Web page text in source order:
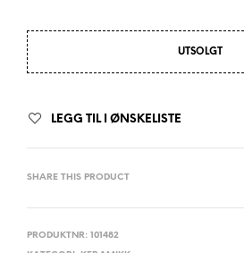
UTSOLGT
LEGG TIL I ØNSKELISTE
SHARE THIS PRODUCT
PRODUKTNR: 101482